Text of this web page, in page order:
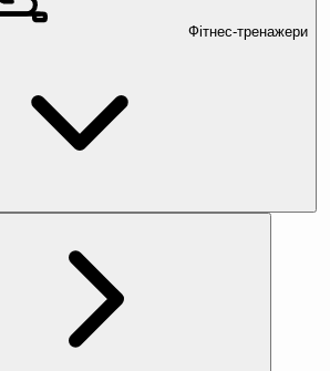
Фітнес-тренажери